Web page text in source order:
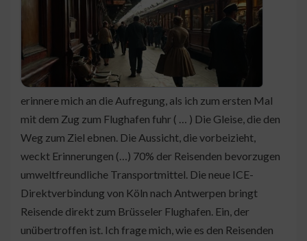
erinnere mich an die Aufregung, als ich zum ersten Mal
mit dem Zug zum Flughafen fuhr ( … ) Die Gleise, die den
Weg zum Ziel ebnen. Die Aussicht, die vorbeizieht,
weckt Erinnerungen (…) 70% der Reisenden bevorzugen
umweltfreundliche Transportmittel. Die neue ICE-
Direktverbindung von Köln nach Antwerpen bringt
Reisende direkt zum Brüsseler Flughafen. Ein, der
unübertroffen ist. Ich frage mich, wie es den Reisenden